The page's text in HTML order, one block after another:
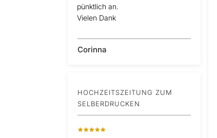
pünktlich an.
Vielen Dank
Corinna
HOCHZEITSZEITUNG ZUM
SELBERDRUCKEN